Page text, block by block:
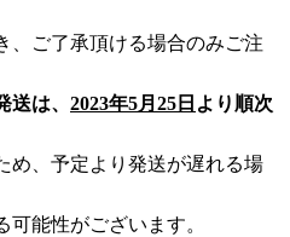
、ご了承頂ける場合のみご注
送は、 2023年5月25日 より順次
め、予定より発送が遅れる場
可能性がございます。